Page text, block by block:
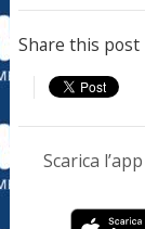
Share this post
Scarica